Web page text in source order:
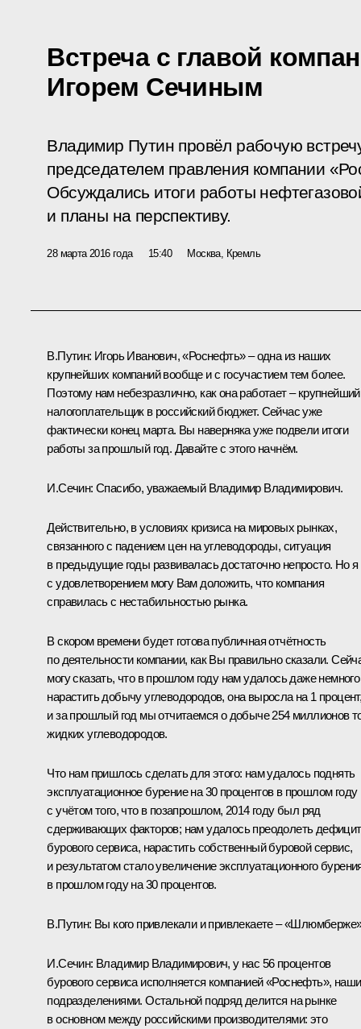
Встреча с главой
Игорем Сечиным
Владимир Путин провёл рабочую
председателем правления компании
Обсуждались итоги работы
и планы на перспективу.
28 марта 2016 года 15:40 Москва, Кремль
В.Путин: Игорь Иванович, «Роснефть» – одна из наших
крупнейших компаний вообще и с госучастием тем более.
Поэтому нам небезразлично, как она работает – крупнейший
налогоплательщик в российский бюджет. Сейчас уже
фактически конец марта. Вы наверняка уже подвели итоги
работы за прошлый год. Давайте с этого начнём.
И.Сечин: Спасибо, уважаемый Владимир Владимирович.
Действительно, в условиях кризиса на мировых рынках,
связанного с падением цен на углеводороды, ситуация
в предыдущие годы развивалась достаточно непросто. Но я
с удовлетворением могу Вам доложить, что компания
справилась с нестабильностью рынка.
В скором времени будет готова публичная отчётность
по деятельности компании, как Вы правильно сказали.
могу сказать, что в прошлом году нам удалось даже немного
нарастить добычу углеводородов, она выросла на 1
и за прошлый год мы отчитаемся о добыче 254 миллионов
жидких углеводородов.
Что нам пришлось сделать для этого: нам удалось поднять
эксплуатационное бурение на 30 процентов в прошлом году
с учётом того, что в позапрошлом, 2014 году был ряд
сдерживающих факторов; нам удалось преодолеть дефицит
бурового сервиса, нарастить собственный буровой сервис,
и результатом стало увеличение эксплуатационного
в прошлом году на 30 процентов.
В.Путин: Вы кого привлекали и привлекаете –
И.Сечин: Владимир Владимирович, у нас 56 процентов
бурового сервиса исполняется компанией «Роснефть»,
подразделениями. Остальной подряд делится на рынке
в основном между российскими производителями: это